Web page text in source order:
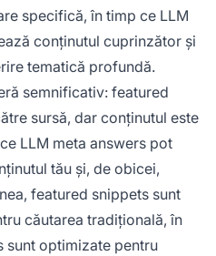
specifică, în timp ce LLM
conținutul cuprinzător și
tematică profundă.
semnificativ: featured
sursă, dar conținutul este
LLM meta answers pot
tău și, de obicei,
featured snippets sunt
căutarea tradițională, în
sunt optimizate pentru